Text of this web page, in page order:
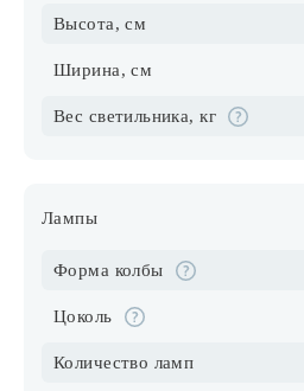
Высота, см
Ширина, см
Вес светильника, кг
Лампы
Форма колбы
Цоколь
Количество ламп